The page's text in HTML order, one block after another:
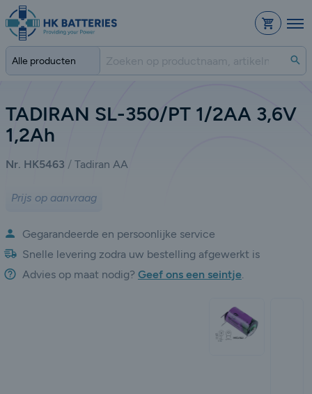
TADIRAN SL-350/PT 1/2AA 3,6V
1,2Ah
Nr. HK5463 Tadiran AA
Prijs op aanvraag
Gegarandeerde en persoonlijke service
Snelle levering zodra uw bestelling afgewerkt is
Advies op maat nodig? Geef ons een seintje.